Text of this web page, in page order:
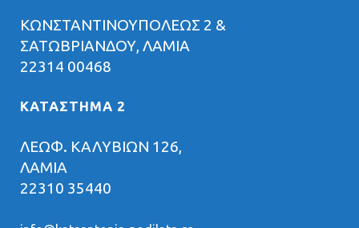
ΚΩΝΣΤΑΝΤΙΝΟΥΠΟΛΕΩΣ 2 &
ΣΑΤΩΒΡΙΑΝΔΟΥ, ΛΑΜΙΑ
22314 00468
ΚΑΤΑΣΤΗΜΑ 2
ΛΕΩΦ. ΚΑΛΥΒΙΩΝ 126,
ΛΑΜΙΑ
22310 35440